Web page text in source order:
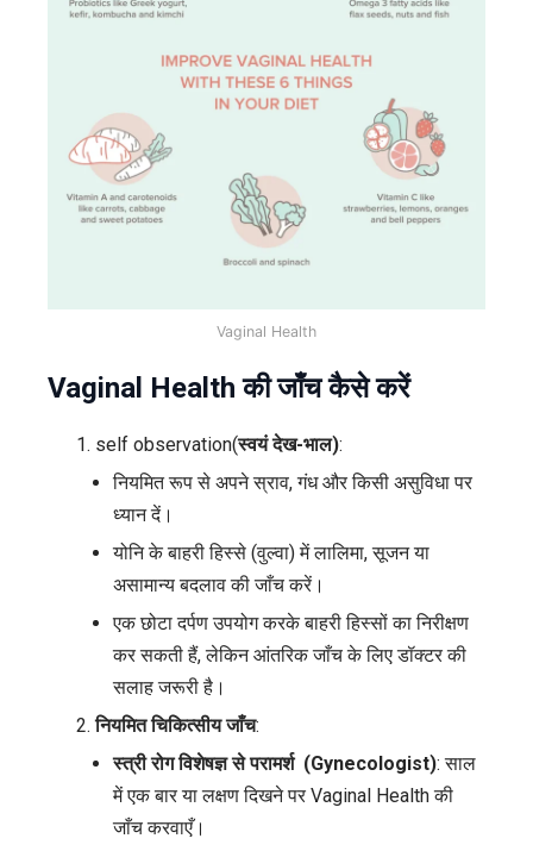
Vaginal Health
Vaginal Health की जाँच कैसे करें
self observation(स्वयं देख-भाल):
नियमित रूप से अपने स्राव, गंध और किसी असुविधा पर
ध्यान दें।
योनि के बाहरी हिस्से (वुल्वा) में लालिमा, सूजन या
असामान्य बदलाव की जाँच करें।
एक छोटा दर्पण उपयोग करके बाहरी हिस्सों का निरीक्षण
कर सकती हैं, लेकिन आंतरिक जाँच के लिए डॉक्टर की
सलाह जरूरी है।
नियमित चिकित्सीय जाँच:
स्त्री रोग विशेषज्ञ से परामर्श (Gynecologist): साल
में एक बार या लक्षण दिखने पर Vaginal Health की
जाँच करवाएँ।